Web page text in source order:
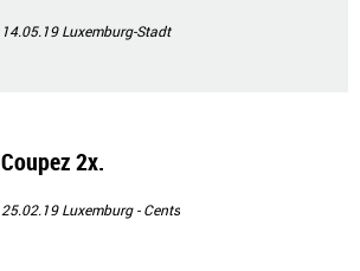
14.05.19Luxemburg-Stadt
Coupez 2x.
25.02.19Luxemburg - Cents